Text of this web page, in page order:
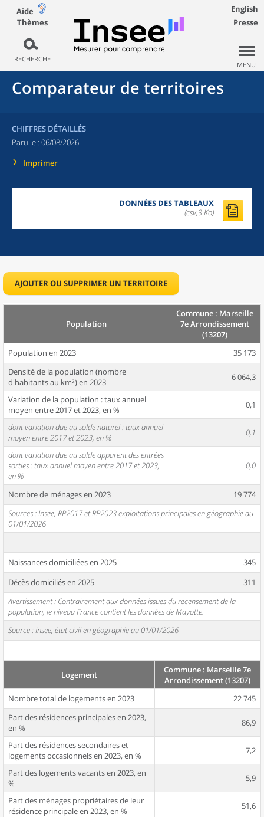
Aide
Thèmes
RECHERCHE
English
Presse
MENU
Comparateur de territoires
CHIFFRES DÉTAILLÉS
Paru le : 06/08/2026
Imprimer
DONNÉES DES TABLEAUX
(csv,3 Ko)
AJOUTER OU SUPPRIMER UN TERRITOIRE
Population
Commune : Marseille
7e Arrondissement
(13207)
Population en 2023
35 173
Densité de la population (nombre
d'habitants au km²) en 2023
6 064,3
Variation de la population : taux annuel
moyen entre 2017 et 2023, en %
0,1
dont variation due au solde naturel : taux annuel
moyen entre 2017 et 2023, en %
0,1
dont variation due au solde apparent des entrées
sorties : taux annuel moyen entre 2017 et 2023,
en %
0,0
Nombre de ménages en 2023
19 774
Sources : Insee, RP2017 et RP2023 exploitations principales en géographie au
01/01/2026
Naissances domiciliées en 2025
345
Décès domiciliés en 2025
311
Avertissement : Contrairement aux données issues du recensement de la
population, le niveau France contient les données de Mayotte.
Source : Insee, état civil en géographie au 01/01/2026
Logement
Commune : Marseille 7e
Arrondissement (13207)
Nombre total de logements en 2023
22 745
Part des résidences principales en 2023,
en %
86,9
Part des résidences secondaires et
logements occasionnels en 2023, en %
7,2
Part des logements vacants en 2023, en
%
5,9
Part des ménages propriétaires de leur
résidence principale en 2023, en %
51,6